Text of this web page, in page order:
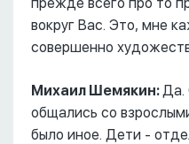
вокруг Вас. Это, мне
совершенно
Михаил Шемякин:Да.
общались со
было иное. Дети -